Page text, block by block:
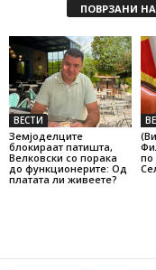
ПОВРЗАНИ
ВЕСТИ
Земјоделците
блокираат патишта,
Велковски со порака
до функционерите: Од
платата ли живеете?
по